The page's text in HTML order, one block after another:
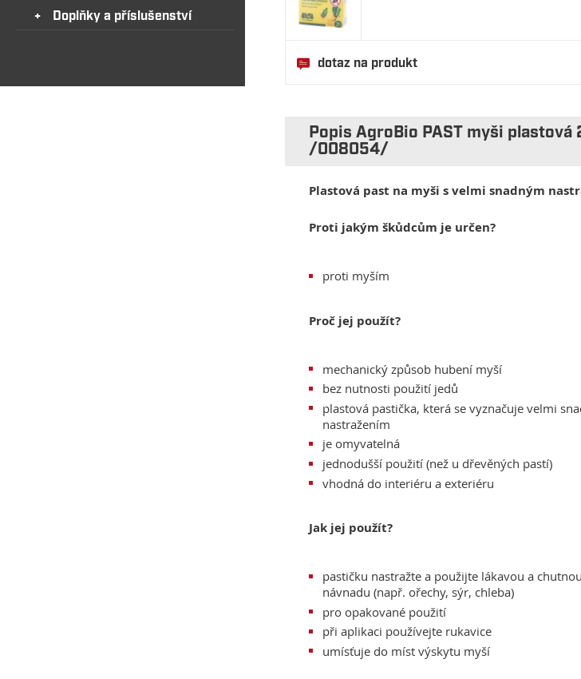
Doplňky a příslušenství
dotaz na produkt
Popis AgroBio PAST myši plastová
/008054/
Plastová past na myši s velmi snadným
Proti jakým škůdcům je určen?
proti myším
Proč jej použít?
mechanický způsob hubení myší
bez nutnosti použití jedů
plastová pastička, která se vyznačuje velmi
nastražením
je omyvatelná
jednodušší použití (než u dřevěných pastí)
vhodná do interiéru a exteriéru
Jak jej použít?
pastičku nastražte a použijte lákavou a chutnou
návnadu (např. ořechy, sýr, chleba)
pro opakované použití
při aplikaci používejte rukavice
umísťuje do míst výskytu myší